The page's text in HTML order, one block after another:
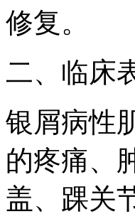
修复。
二、临床
银屑病性
的疼痛、
盖、踝关